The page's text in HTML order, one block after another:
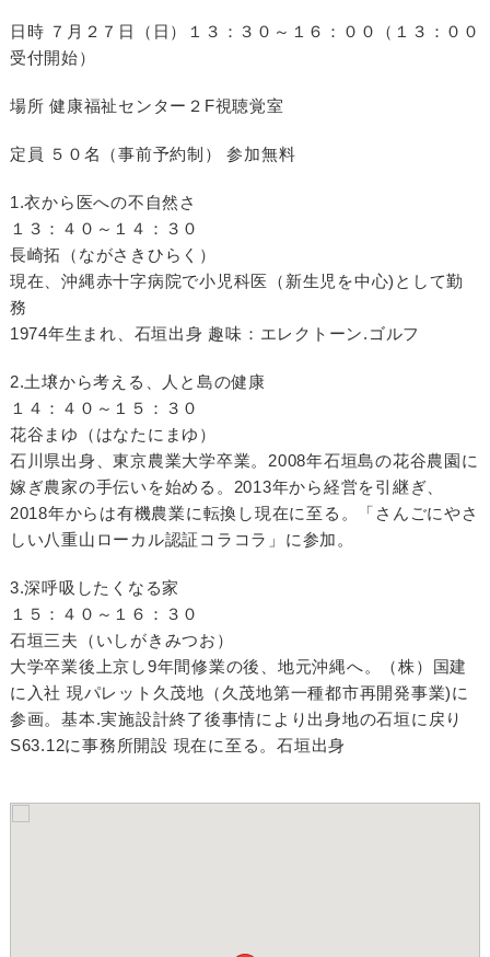
日時 ７月２７日（日）１３：３０～１６：００（１３：００
受付開始）
場所 健康福祉センター２F視聴覚室
定員 ５０名（事前予約制） 参加無料
1.衣から医への不自然さ
１３：４０～１４：３０
長崎拓（ながさきひらく）
現在、沖縄赤十字病院で小児科医（新生児を中心)として勤
務
1974年生まれ、石垣出身 趣味：エレクトーン.ゴルフ
2.土壌から考える、人と島の健康
１４：４０～１５：３０
花谷まゆ（はなたにまゆ）
石川県出身、東京農業大学卒業。2008年石垣島の花谷農園に
嫁ぎ農家の手伝いを始める。2013年から経営を引継ぎ、
2018年からは有機農業に転換し現在に至る。「さんごにやさ
しい八重山ローカル認証コラコラ」に参加。
3.深呼吸したくなる家
１５：４０～１６：３０
石垣三夫（いしがきみつお）
大学卒業後上京し9年間修業の後、地元沖縄へ。（株）国建
に入社 現パレット久茂地（久茂地第一種都市再開発事業)に
参画。基本.実施設計終了後事情により出身地の石垣に戻り
S63.12に事務所開設 現在に至る。石垣出身